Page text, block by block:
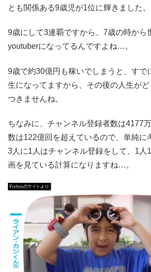
とも関係ある9歳児が1位に輝きました。
9歳にして3連覇ですから、7歳の時から
youtuberになってるんですよね…。
9歳で約30億円も稼いでしまうと、すで
生になってますから、その後の人生が
つきませんね。
ちなみに、チャンネル登録者数は4177
数は122億回を超えているので、単純に
3人に1人はチャンネル登録をして、1人
画を見ている計算になりますね…。